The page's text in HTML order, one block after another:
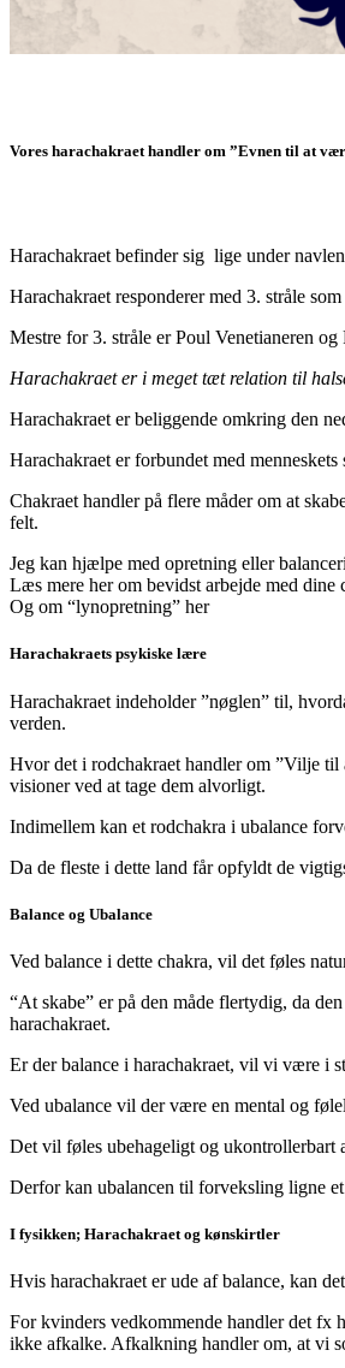
Vores harachakraet handler om ”Evnen til at
Harachakraet befinder sig lige under
Harachakraet responderer med 3. stråle
Mestre for 3. stråle er Poul Venetianeren og
Harachakraet er i meget tæt relation til
Harachakraet er beliggende omkring den
Harachakraet er forbundet med
Chakraet handler på flere måder om at
felt.
Jeg kan hjælpe med opretning eller
Læs mere her om bevidst arbejde med dine
Og om “lynopretning” her
Harachakraets psykiske lære
Harachakraet indeholder ”nøglen” til,
verden.
Hvor det i rodchakraet handler om ”Vilje til
visioner ved at tage dem alvorligt.
Indimellem kan et rodchakra i ubalance
Da de fleste i dette land får opfyldt de
Balance og Ubalance
Ved balance i dette chakra, vil det føles
“At skabe” er på den måde flertydig, da
harachakraet.
Er der balance i harachakraet, vil vi være i
Ved ubalance vil der være en mental og
Det vil føles ubehageligt og
Derfor kan ubalancen til forveksling ligne
I fysikken; Harachakraet og kønskirtler
Hvis harachakraet er ude af balance, kan
For kvinders vedkommende handler det fx
ikke afkalke. Afkalkning handler om, at vi